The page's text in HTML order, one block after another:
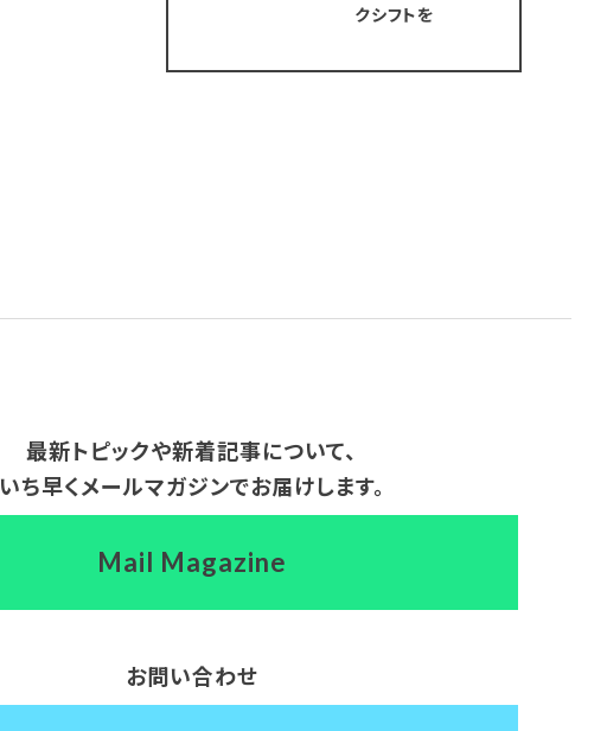
クシフトを
最新トピックや新着記事について、
いち早くメールマガジンでお届けします。
Mail Magazine
お問い合わせ